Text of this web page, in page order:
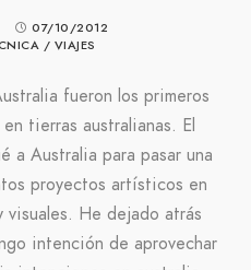
07/10/2012
/ VIAJES
fueron los primeros
tierras australianas. El
a Australia para pasar una
proyectos artísticos en
He dejado atrás
intención de aprovechar